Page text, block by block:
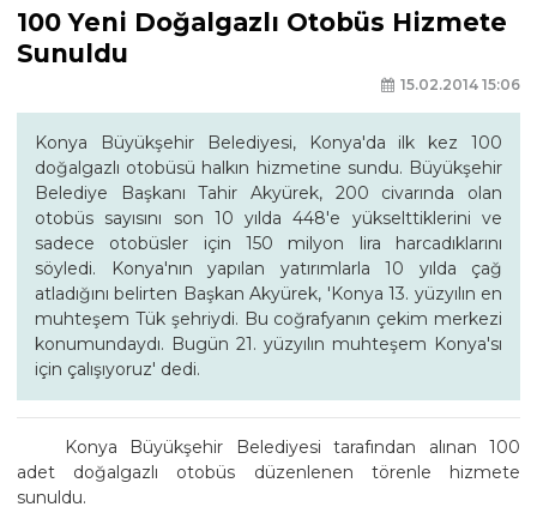
100 Yeni Doğalgazlı Otobüs Hizmete
Sunuldu
15.02.2014 15:06
Konya Büyükşehir Belediyesi, Konya'da ilk kez 100
doğalgazlı otobüsü halkın hizmetine sundu. Büyükşehir
Belediye Başkanı Tahir Akyürek, 200 civarında olan
otobüs sayısını son 10 yılda 448'e yükselttiklerini ve
sadece otobüsler için 150 milyon lira harcadıklarını
söyledi. Konya'nın yapılan yatırımlarla 10 yılda çağ
atladığını belirten Başkan Akyürek, 'Konya 13. yüzyılın en
muhteşem Tük şehriydi. Bu coğrafyanın çekim merkezi
konumundaydı. Bugün 21. yüzyılın muhteşem Konya'sı
için çalışıyoruz' dedi.
Konya Büyükşehir Belediyesi tarafından alınan 100
adet doğalgazlı otobüs düzenlenen törenle hizmete
sunuldu.